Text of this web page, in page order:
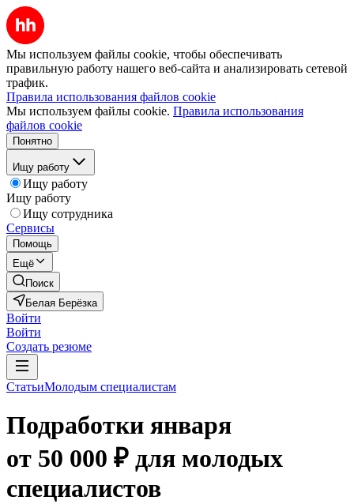
Мы используем файлы cookie, чтобы обеспечивать
правильную работу нашего веб-сайта и анализировать сетевой
трафик.
Правила использования файлов cookie
Мы используем файлы cookie. Правила использования
файлов cookie
Понятно
Ищу работу
Ищу работу
Ищу работу
Ищу сотрудника
Сервисы
Помощь
Ещё
Поиск
Белая Берёзка
Войти
Войти
Создать резюме
СтатьиМолодым специалистам
Подработки января
от 50 000 ₽ для молодых
специалистов